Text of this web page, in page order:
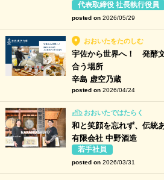
代表取締役 社長執行役員
posted on 2026/05/29
おおいたをたのしむ
宇佐から世界へ！ 発酵
合う場所
辛島 虚空乃蔵
posted on 2026/04/24
おおいたではたらく
和と笑顔を忘れず、伝統
有限会社 中野酒造
若手社員
posted on 2026/03/31